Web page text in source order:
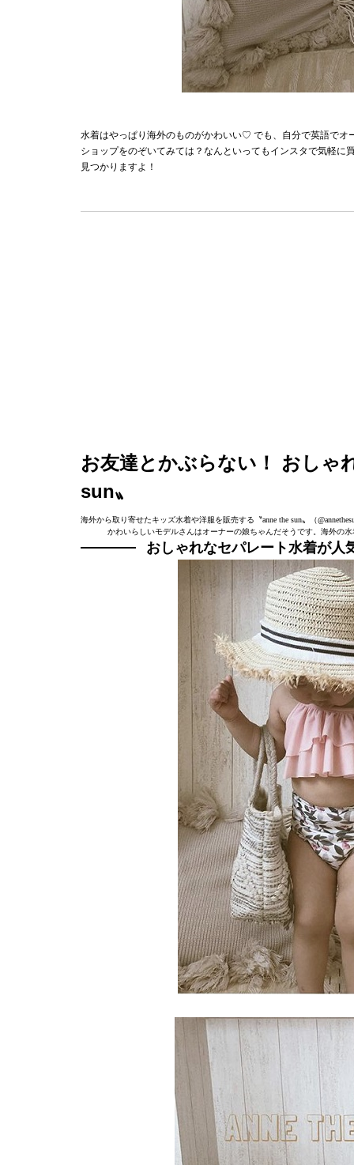
水着はやっぱり海外のものがかわいい♡ でも、自分で英語でオ
ショップをのぞいてみては？なんといってもインスタで気軽
見つかりますよ！
お友達とかぶらない！ おしゃ
sun〟
海外から取り寄せたキッズ水着や洋服を販売する〝anne the sun〟（
かわいらしいモデルさんはオーナーの娘ちゃんだそうです。海外の
おしゃれなセパレート水着が人